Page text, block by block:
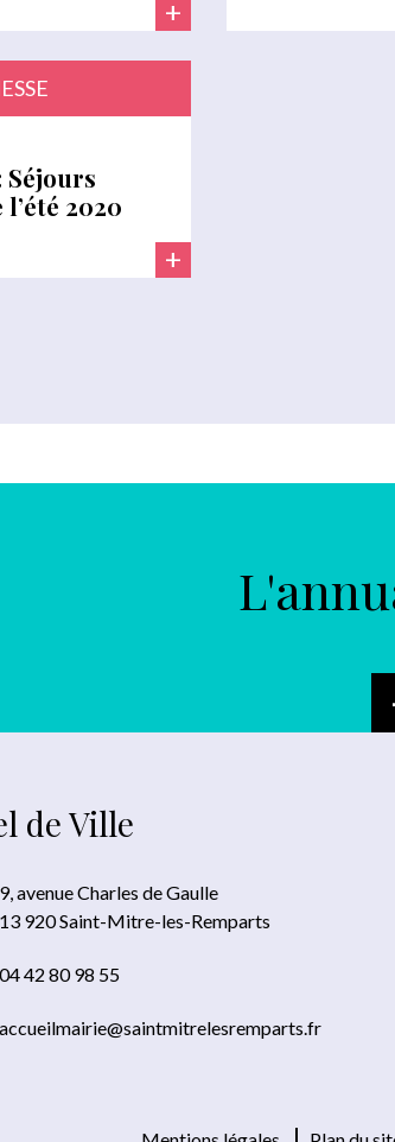
+
Séjours
l’été 2020
+
de Ville
9, avenue Charles de Gaulle
13 920 Saint-Mitre-les-Remparts
04 42 80 98 55
accueilmairie@saintmitrelesremparts.fr